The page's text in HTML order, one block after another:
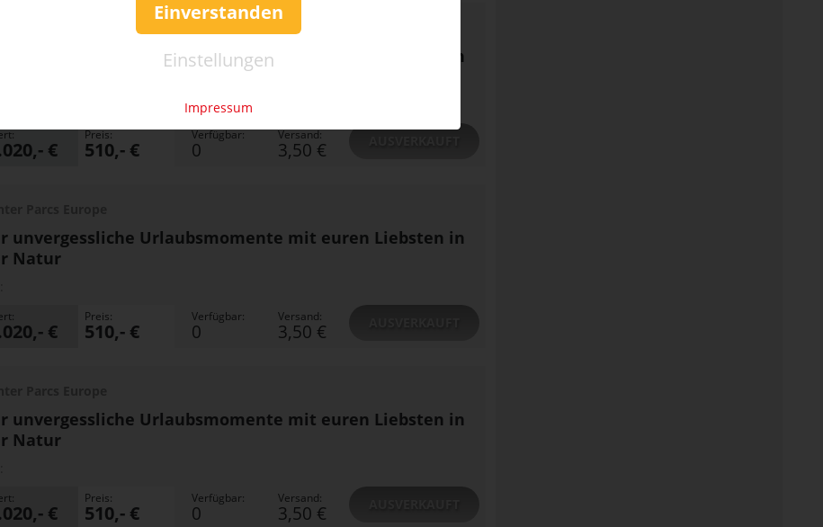
Einverstanden
Einstellungen
Impressum
unvergessliche Urlaubsmomente mit euren Liebsten in
€
Preis:
510,- €
Verfügbar:
0
Versand:
3,50 €
unvergessliche Urlaubsmomente mit euren Liebsten in
Natur
€
Preis:
510,- €
Verfügbar:
0
Versand:
3,50 €
unvergessliche Urlaubsmomente mit euren Liebsten in
Natur
€
Preis:
510,- €
Verfügbar:
0
Versand:
3,50 €